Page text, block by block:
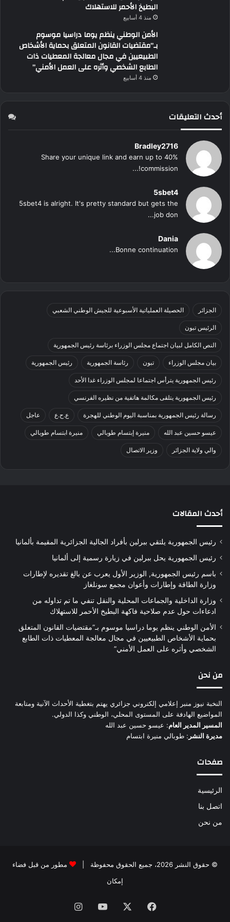
البطيخ الأحمر للاستهلاك
منذ 4 أسابيع
الأمن الوطني ينظم يوما دراسيا موسوم
بـ”مقتضيات القانون المتعلق بحماية الأشخاص
الطبيعيين في مجال معالجة المعطيات ذات
الطابع الشخصي وأثره على العمل الأمني”
منذ 4 أسابيع
أحدث التعليقات
Bradley2716
Share your unique link and earn up to 40%
commission!...
5sbet4
5sbet4 is alright. It's pretty standard but gets the
job don...
Dania
Bonne continuation...
الجزائر الحصيلة العملياتية الأسبوعية للجيش الوطني الشعبي
الرئيس تبون
النص الكامل لبيان اجتماع مجلس الوزراء برئاسة رئيس الجمهورية
بيان مجلس الوزراء تبون رئاسة الجمهورية رئيس الجمهورية
رئيس الجمهورية يترأس اجتماعا لمجلس الوزراء غدا الأحد
رئيس الجمهورية يتلقى مكالمة هاتفية من نظيره الفرنسي
رسالة رئيس الجمهورية بمناسبة اليوم الوطني للهجرة ع.ح.ع عاجل
عيسو حسين عبد الله منيرة إبتسام طوبالي منيرة ابتسام طوبالي
والي ولاية الجزائر وزير الاتصال
أحدث المقالات
رئيس الجمهورية يلتقي ببرلين بأفراد الجالية الجزائرية المقيمة بألمانيا
رئيس الجمهورية يحل ببرلين في زيارة رسمية إلى ألمانيا
باسم رئيس الجمهورية, الوزير الأول يعرب عن بالغ تقديره لإطارات
وزارة الطاقة وإطارات وأعوان مجمع سونلغاز
وزارة الداخلية والجماعات المحلية والنقل تنفي ما تم تداوله من
ادعاءات حول عدم صلاحية فاكهة البطيخ الأحمر للاستهلاك
الأمن الوطني ينظم يوما دراسيا موسوم بـ”مقتضيات القانون المتعلق
بحماية الأشخاص الطبيعيين في مجال معالجة المعطيات ذات الطابع
الشخصي وأثره على العمل الأمني”
من نحن
النخبة نيوز منبر إعلامي إلكتروني جزائري يهتم بتغطية الأحداث الآنية ومتابعة
المواضيع الهادفة على المستوى المحلي، الوطني وكذا الدولي.
المسير المدير العام: عيسو حسين عبد الله
مديرة النشر : طوبالي منيرة ابتسام
صفحات
الرئيسية
اتصل بنا
من نحن
© حقوق النشر 2026، جميع الحقوق محفوظة |
مطور من قبل فضاء
إمكان
فيسبوك ‫YouTubeانستقرام